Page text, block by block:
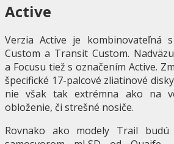
Active
Verzia Active je kombinovateľná
Custom a Transit Custom.
a Focusu tiež s označením Active.
špecifické 17-palcové zliatinové
nie však tak extrémna ako na
obloženie, či strešné nosiče.
Rovnako ako modely Trail budú